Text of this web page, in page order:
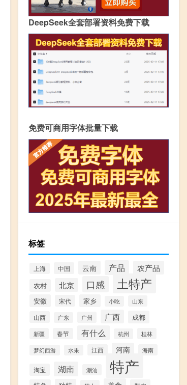
DeepSeek全套部署资料免费下载
免费可商用字体批量下载
标签
上海 中国 云南 产品 农产品
农村 北京 口感 土特产
安徽 宋代 家乡 小吃 山东
山西 广东 广州 广西 成都
新疆 春节 有什么 杭州 桂林
梦幻西游 水果 江西 河南 海南
淘宝 湖南 潮汕 特产